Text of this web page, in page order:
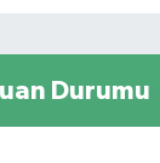
Durumu